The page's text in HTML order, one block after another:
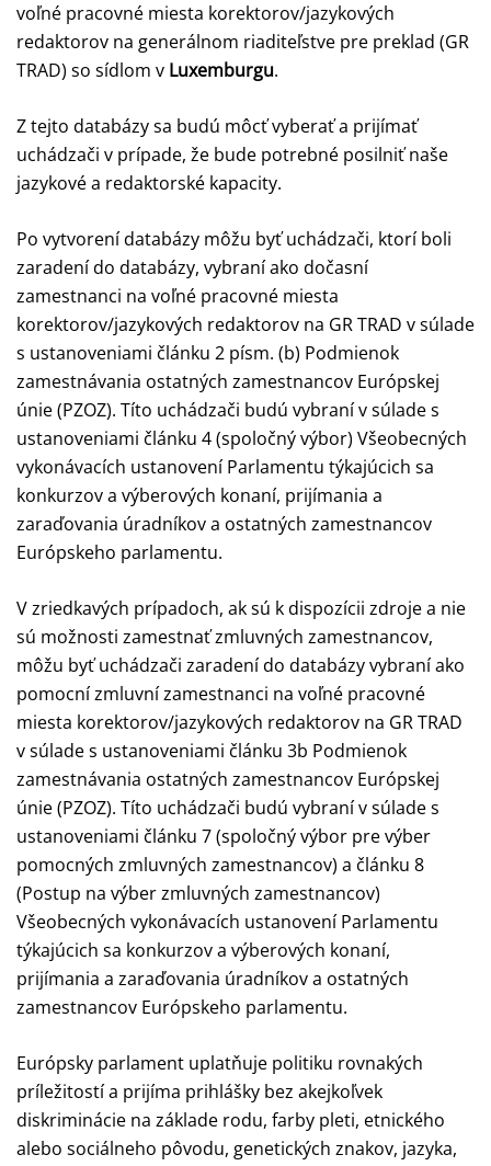
voľné pracovné miesta korektorov/jazykových
redaktorov na generálnom riaditeľstve pre preklad (GR
TRAD) so sídlom v Luxemburgu.
Z tejto databázy sa budú môcť vyberať a prijímať
uchádzači v prípade, že bude potrebné posilniť naše
jazykové a redaktorské kapacity.
Po vytvorení databázy môžu byť uchádzači, ktorí boli
zaradení do databázy, vybraní ako dočasní
zamestnanci na voľné pracovné miesta
korektorov/jazykových redaktorov na GR TRAD v súlade
s ustanoveniami článku 2 písm. (b) Podmienok
zamestnávania ostatných zamestnancov Európskej
únie (PZOZ). Títo uchádzači budú vybraní v súlade s
ustanoveniami článku 4 (spoločný výbor) Všeobecných
vykonávacích ustanovení Parlamentu týkajúcich sa
konkurzov a výberových konaní, prijímania a
zaraďovania úradníkov a ostatných zamestnancov
Európskeho parlamentu.
V zriedkavých prípadoch, ak sú k dispozícii zdroje a nie
sú možnosti zamestnať zmluvných zamestnancov,
môžu byť uchádzači zaradení do databázy vybraní ako
pomocní zmluvní zamestnanci na voľné pracovné
miesta korektorov/jazykových redaktorov na GR TRAD
v súlade s ustanoveniami článku 3b Podmienok
zamestnávania ostatných zamestnancov Európskej
únie (PZOZ). Títo uchádzači budú vybraní v súlade s
ustanoveniami článku 7 (spoločný výbor pre výber
pomocných zmluvných zamestnancov) a článku 8
(Postup na výber zmluvných zamestnancov)
Všeobecných vykonávacích ustanovení Parlamentu
týkajúcich sa konkurzov a výberových konaní,
prijímania a zaraďovania úradníkov a ostatných
zamestnancov Európskeho parlamentu.
Európsky parlament uplatňuje politiku rovnakých
príležitostí a prijíma prihlášky bez akejkoľvek
diskriminácie na základe rodu, farby pleti, etnického
alebo sociálneho pôvodu, genetických znakov, jazyka,